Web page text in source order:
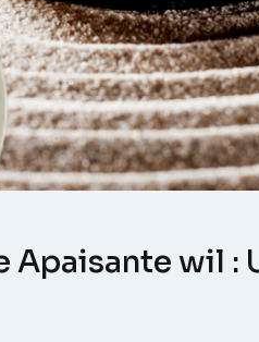
Apaisante wil :